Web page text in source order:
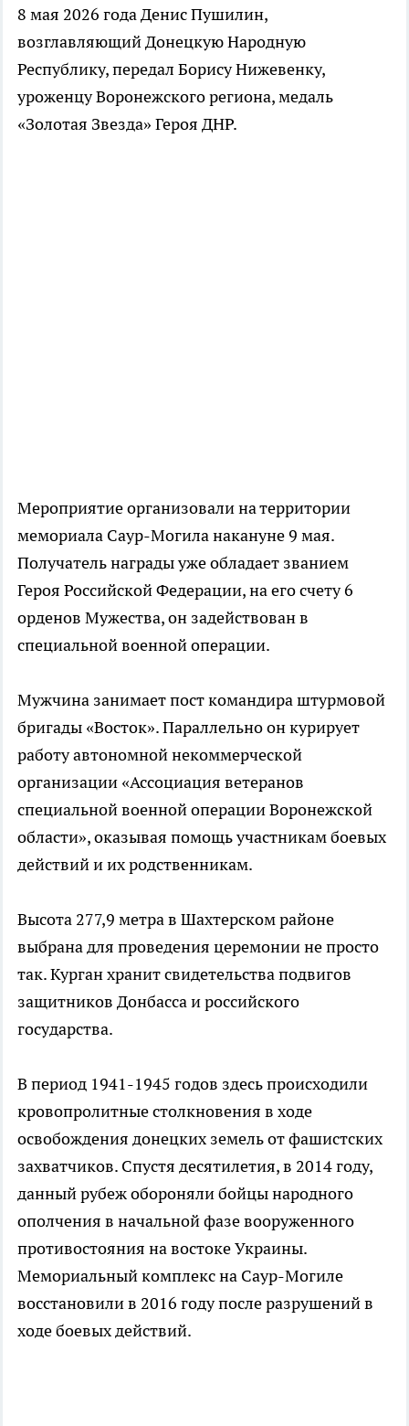
8 мая 2026 года Денис Пушилин,
возглавляющий Донецкую Народную
Республику, передал Борису Нижевенку,
уроженцу Воронежского региона, медаль
«Золотая Звезда» Героя ДНР.
Мероприятие организовали на территории
мемориала Саур-Могила накануне 9 мая.
Получатель награды уже обладает званием
Героя Российской Федерации, на его счету 6
орденов Мужества, он задействован в
специальной военной операции.
Мужчина занимает пост командира штурмовой
бригады «Восток». Параллельно он курирует
работу автономной некоммерческой
организации «Ассоциация ветеранов
специальной военной операции Воронежской
области», оказывая помощь участникам боевых
действий и их родственникам.
Высота 277,9 метра в Шахтерском районе
выбрана для проведения церемонии не просто
так. Курган хранит свидетельства подвигов
защитников Донбасса и российского
государства.
В период 1941-1945 годов здесь происходили
кровопролитные столкновения в ходе
освобождения донецких земель от фашистских
захватчиков. Спустя десятилетия, в 2014 году,
данный рубеж обороняли бойцы народного
ополчения в начальной фазе вооруженного
противостояния на востоке Украины.
Мемориальный комплекс на Саур-Могиле
восстановили в 2016 году после разрушений в
ходе боевых действий.